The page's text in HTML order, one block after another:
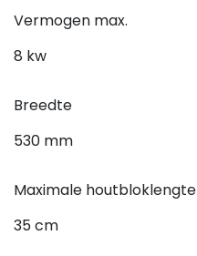
Vermogen max.
8 kw
Breedte
530 mm
Maximale houtbloklengte
35 cm